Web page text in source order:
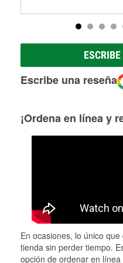
Escribe una reseña
¡Ordena en línea y
En ocasiones, lo único
tienda sin perder tiempo.
opción de ordenar en